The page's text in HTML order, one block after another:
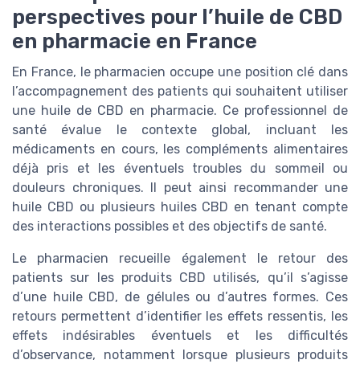
perspectives pour l’huile de CBD
en pharmacie en France
En France, le pharmacien occupe une position clé dans
l’accompagnement des patients qui souhaitent utiliser
une huile de CBD en pharmacie. Ce professionnel de
santé évalue le contexte global, incluant les
médicaments en cours, les compléments alimentaires
déjà pris et les éventuels troubles du sommeil ou
douleurs chroniques. Il peut ainsi recommander une
huile CBD ou plusieurs huiles CBD en tenant compte
des interactions possibles et des objectifs de santé.
Le pharmacien recueille également le retour des
patients sur les produits CBD utilisés, qu’il s’agisse
d’une huile CBD, de gélules ou d’autres formes. Ces
retours permettent d’identifier les effets ressentis, les
effets indésirables éventuels et les difficultés
d’observance, notamment lorsque plusieurs produits